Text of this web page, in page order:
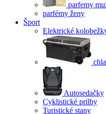
parfemy
parfémy ženy
Šport
Elektrické
Autosedačky
Cyklistické prilby
Turistické stany